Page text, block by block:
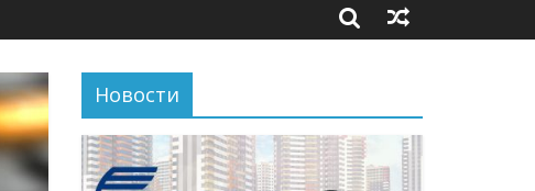
Новости